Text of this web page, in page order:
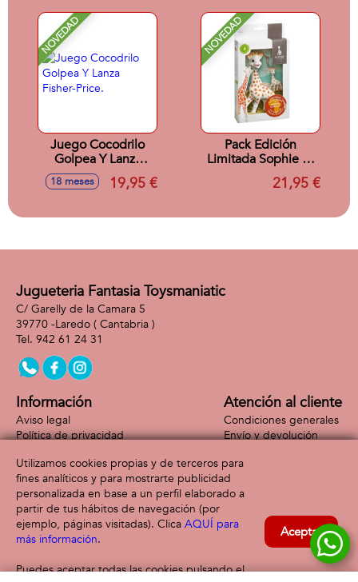
Meses)
NOVEDAD
Juego Cocodrilo
Golpea Y Lanza
Fisher-Price.
18 meses 19,95 €
NOVEDAD
Pack Edición
Limitada Sophie La
Girafe Y Un Llavero
Réplica21,95 €
Jugueteria Fantasia Toysmaniatic
C/ Garelly de la Camara 5
39770 -Laredo ( Cantabria )
942 61 24 31
Información
Aviso legal
Política de privacidad
Atención al cliente
Condiciones generales
Envío y devolución
Formas de pago
Utilizamos cookies propias y de terceros para
fines analíticos y para mostrarte publicidad
personalizada en base a un perfil elaborado a
partir de tus hábitos de navegación (por
ejemplo, páginas visitadas). Clica AQUÍ para
más información.
Puedes aceptar todas las cookies pulsando el
Aceptar